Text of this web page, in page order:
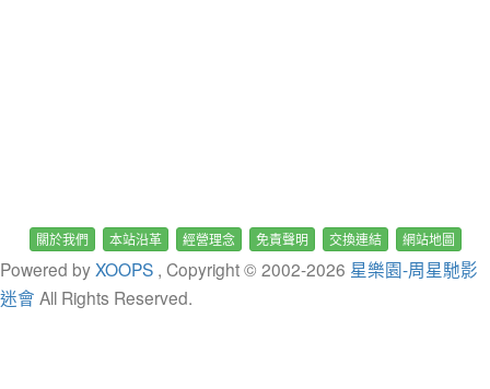
關於我們 本站沿革 經營理念 免責聲明 交換連結 網站地圖
Powered byXOOPS , Copyright © 2002-2026 星樂園-周星馳影
迷會 All Rights Reserved.